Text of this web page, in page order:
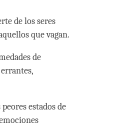
de los seres
que vagan.
de
estados de